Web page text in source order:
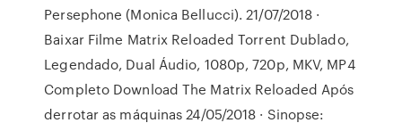
Persephone (Monica Bellucci). 21/07/2018 ·
Baixar Filme Matrix Reloaded Torrent Dublado,
Legendado, Dual Áudio, 1080p, 720p, MKV, MP4
Completo Download The Matrix Reloaded Após
derrotar as máquinas 24/05/2018 · Sinopse: